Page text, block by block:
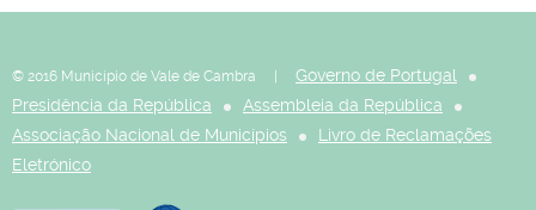
© 2016 Município de Vale de Cambra |
Governo de Portugal
Presidência da República
Assembleia da República
Associação Nacional de Municípios
Livro de Reclamações
Eletrónico